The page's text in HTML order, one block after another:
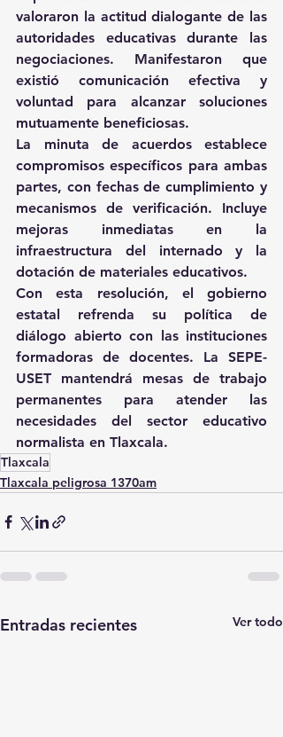
valoraron la actitud dialogante de las
autoridades educativas durante las
negociaciones. Manifestaron que
existió comunicación efectiva y
voluntad para alcanzar soluciones
mutuamente beneficiosas.
La minuta de acuerdos establece
compromisos específicos para ambas
partes, con fechas de cumplimiento y
mecanismos de verificación. Incluye
mejoras inmediatas en la
infraestructura del internado y la
dotación de materiales educativos.
Con esta resolución, el gobierno
estatal refrenda su política de
diálogo abierto con las instituciones
formadoras de docentes. La SEPE-
USET mantendrá mesas de trabajo
permanentes para atender las
necesidades del sector educativo
normalista en Tlaxcala.
Tlaxcala
Tlaxcala peligrosa 1370am
Entradas recientes Ver todo